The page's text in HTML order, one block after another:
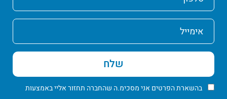
אימייל
שלח
בהשארת הפרטים אני מסכימ.ה שהחברה תחזור אליי באמצעות